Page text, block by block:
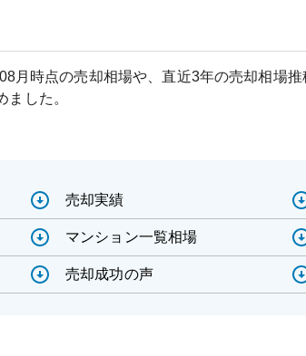
月 時点の売却相場や、直近3年の売却相場
した。
売却実績
マンション一覧相場
売却成功の声